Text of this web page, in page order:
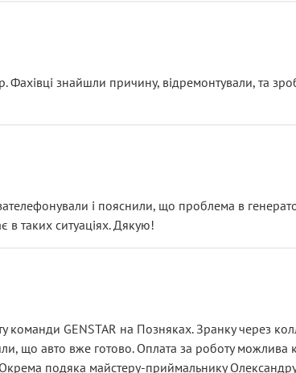
гальмівним циліндром у зборі.
сервіс наче справив хороше враження. Але
( надіюсь новий власник, не застяг в полі))
швидше і дорожче”. Саме це і псує загальне
знайшли причину, відремонтували, та
і пояснили, що проблема в
в таких ситуаціях. Дякую!
GENSTAR на Позняках. Зранку через
що авто вже готово. Оплата за роботу можлива
подяка майстеру-приймальнику